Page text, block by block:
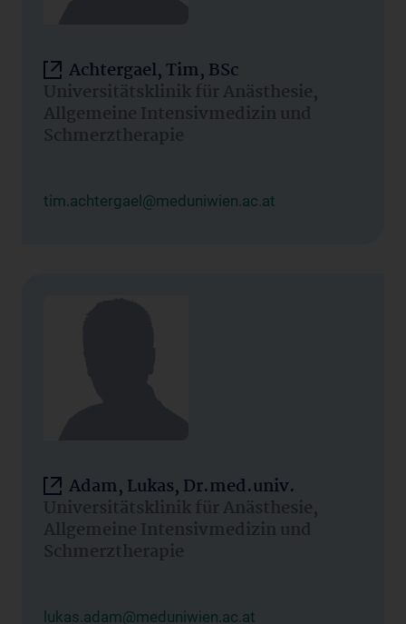
Achtergael, Tim, BSc
Universitätsklinik für Anästhesie,
Allgemeine Intensivmedizin und
Schmerztherapie
tim.achtergael@meduniwien.ac.at
Adam, Lukas, Dr.med.univ.
Universitätsklinik für Anästhesie,
Allgemeine Intensivmedizin und
Schmerztherapie
lukas.adam@meduniwien.ac.at